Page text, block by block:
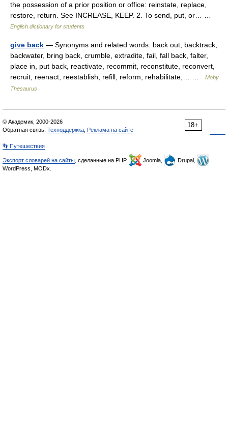
the possession of a prior position or office: reinstate, replace,
restore, return. See INCREASE, KEEP. 2. To send, put, or… …
English dictionary for students
give back — Synonyms and related words: back out, backtrack,
backwater, bring back, crumble, extradite, fail, fall back, falter,
place in, put back, reactivate, recommit, reconstitute, reconvert,
recruit, reenact, reestablish, refill, reform, rehabilitate,… …
Moby
Thesaurus
18+
© Академик, 2000-2026
Обратная связь: Техподдержка Реклама на сайте
👣 Путешествия
Экспорт словарей на сайты , сделанные на PHP, Joomla,
Drupal,
WordPress, MODx.